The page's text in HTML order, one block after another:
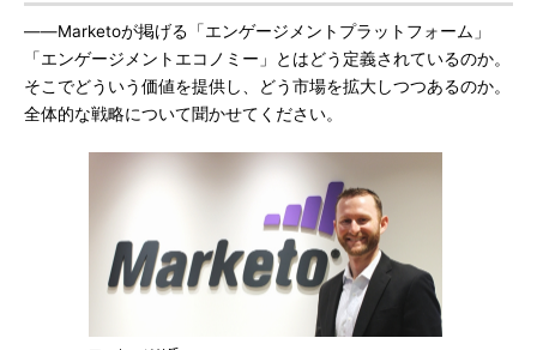
――Marketoが掲げる「エンゲージメントプラットフォーム」
「エンゲージメントエコノミー」とはどう定義されているのか。
そこでどういう価値を提供し、どう市場を拡大しつつあるのか。
全体的な戦略について聞かせてください。